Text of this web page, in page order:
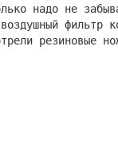
надо не
фильтр
резиновые